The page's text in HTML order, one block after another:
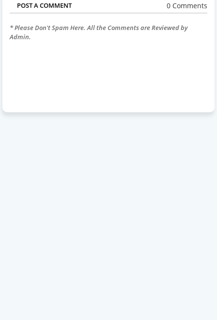
POST A COMMENT 0 Comments
* Please Don't Spam Here. All the Comments are Reviewed by
Admin.